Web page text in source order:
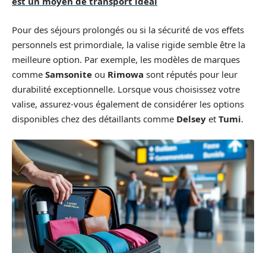
Pour des séjours prolongés ou si la sécurité de vos effets
personnels est primordiale, la valise rigide semble être la
meilleure option. Par exemple, les modèles de marques
comme Samsonite ou Rimowa sont réputés pour leur
durabilité exceptionnelle. Lorsque vous choisissez votre
valise, assurez-vous également de considérer les options
disponibles chez des détaillants comme Delsey et Tumi.